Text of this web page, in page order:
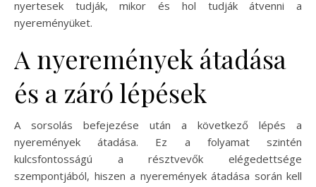
nyertesek tudják, mikor és hol tudják átvenni a
nyereményüket.
A nyeremények átadása
és a záró lépések
A sorsolás befejezése után a következő lépés a
nyeremények átadása. Ez a folyamat szintén
kulcsfontosságú a résztvevők elégedettsége
szempontjából, hiszen a nyeremények átadása során kell